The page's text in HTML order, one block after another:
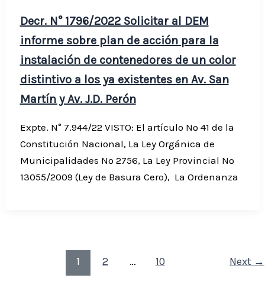
Decr. N° 1796/2022 Solicitar al DEM
informe sobre plan de acción para la
instalación de contenedores de un color
distintivo a los ya existentes en Av. San
Martín y Av. J.D. Perón
Expte. N° 7.944/22 VISTO: El artículo Nº 41 de la
Constitución Nacional, La Ley Orgánica de
Municipalidades Nº 2756, La Ley Provincial Nº
13055/2009 (Ley de Basura Cero), La Ordenanza
1 2 … 10 Next →